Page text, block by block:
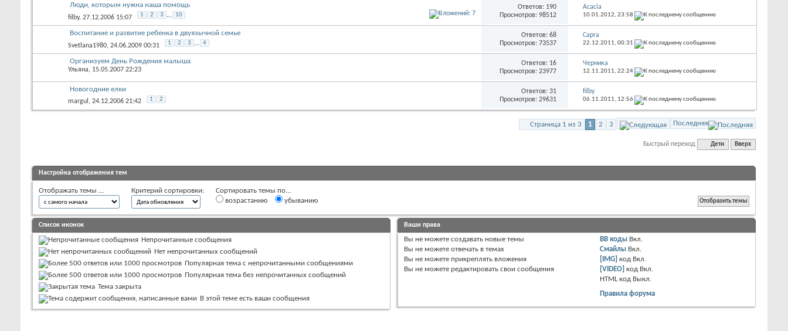
Люди, которым нужна наша помощь
filby, 27.12.2006 15:07 1 2 3 ... 10
Ответов: 190
Просмотров: 98512
Acacia
10.01.2012, 23:58
Воспитание и развитие ребенка в двуязычной семье
Svetlana1980, 24.06.2009 00:31 1 2 3 ... 4
Ответов: 68
Просмотров: 73537
Capra
22.12.2011, 00:31
Организуем День Рождения малыша
Ульяна, 15.05.2007 22:23
Ответов: 16
Просмотров: 23977
Черника
12.11.2011, 22:24
Новогодние елки
margul , 24.12.2006 21:42 1 2
Ответов: 31
Просмотров: 29631
filby
06.11.2011, 12:56
Страница 1 из 3 1 2 3 Последняя
Быстрый переход Дети Вверх
Настройка отображения тем
Отображать темы ... Критерий сортировки:
Сортировать темы по...
возрастанию
убыванию
Список иконок
Непрочитанные сообщения
Нет непрочитанных сообщений
Популярная тема с непрочитанными сообщениями
Популярная тема без непрочитанных сообщений
Тема закрыта
В этой теме есть ваши сообщения
Ваши права
Вы не можете создавать новые темы
Вы не можете отвечать в темах
Вы не можете прикреплять вложения
Вы не можете редактировать свои сообщения
BB коды Вкл.
Смайлы Вкл.
[IMG] код Вкл.
[VIDEO] код Вкл.
HTML код Выкл.
Правила форума